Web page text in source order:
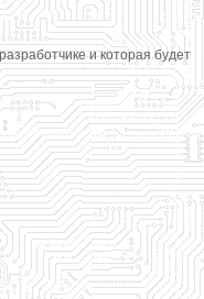
и которая будет